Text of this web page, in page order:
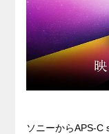
o
o
k
y
n
g
er
ソニーからAPS-C